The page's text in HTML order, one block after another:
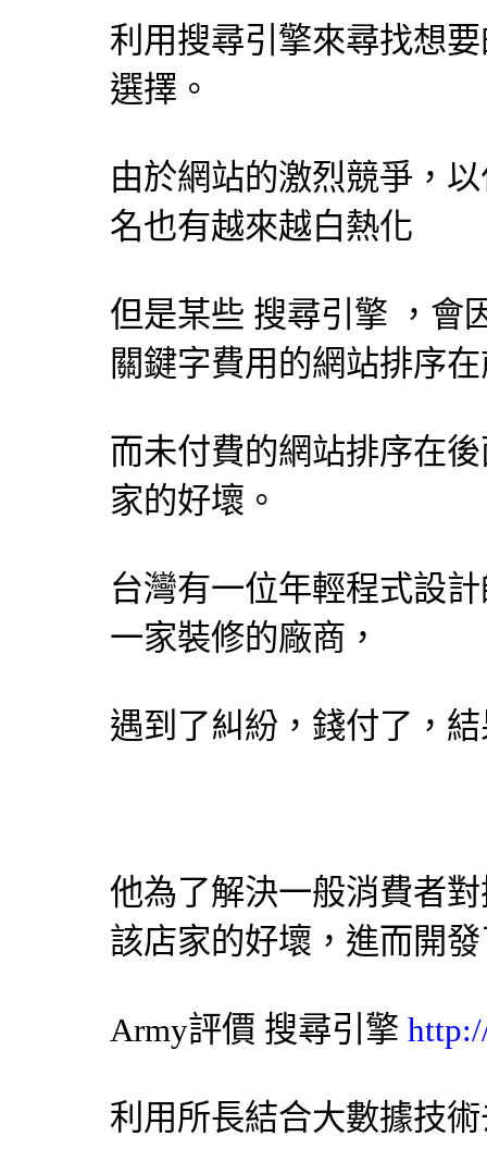
利用搜尋引擎來尋找想
選擇。
由於網站的激烈競爭，
名也有越來越白熱化
但是某些 搜尋引擎 ，會
關鍵字費用的網站排序
而未付費的網站排序在
家的好壞。
台灣有一位年輕程式設
一家裝修的廠商，
遇到了糾紛，錢付了，
他為了解決一般消費者
該店家的好壞，進而開
Army評價 搜尋引擎
利用所長結合大數據技